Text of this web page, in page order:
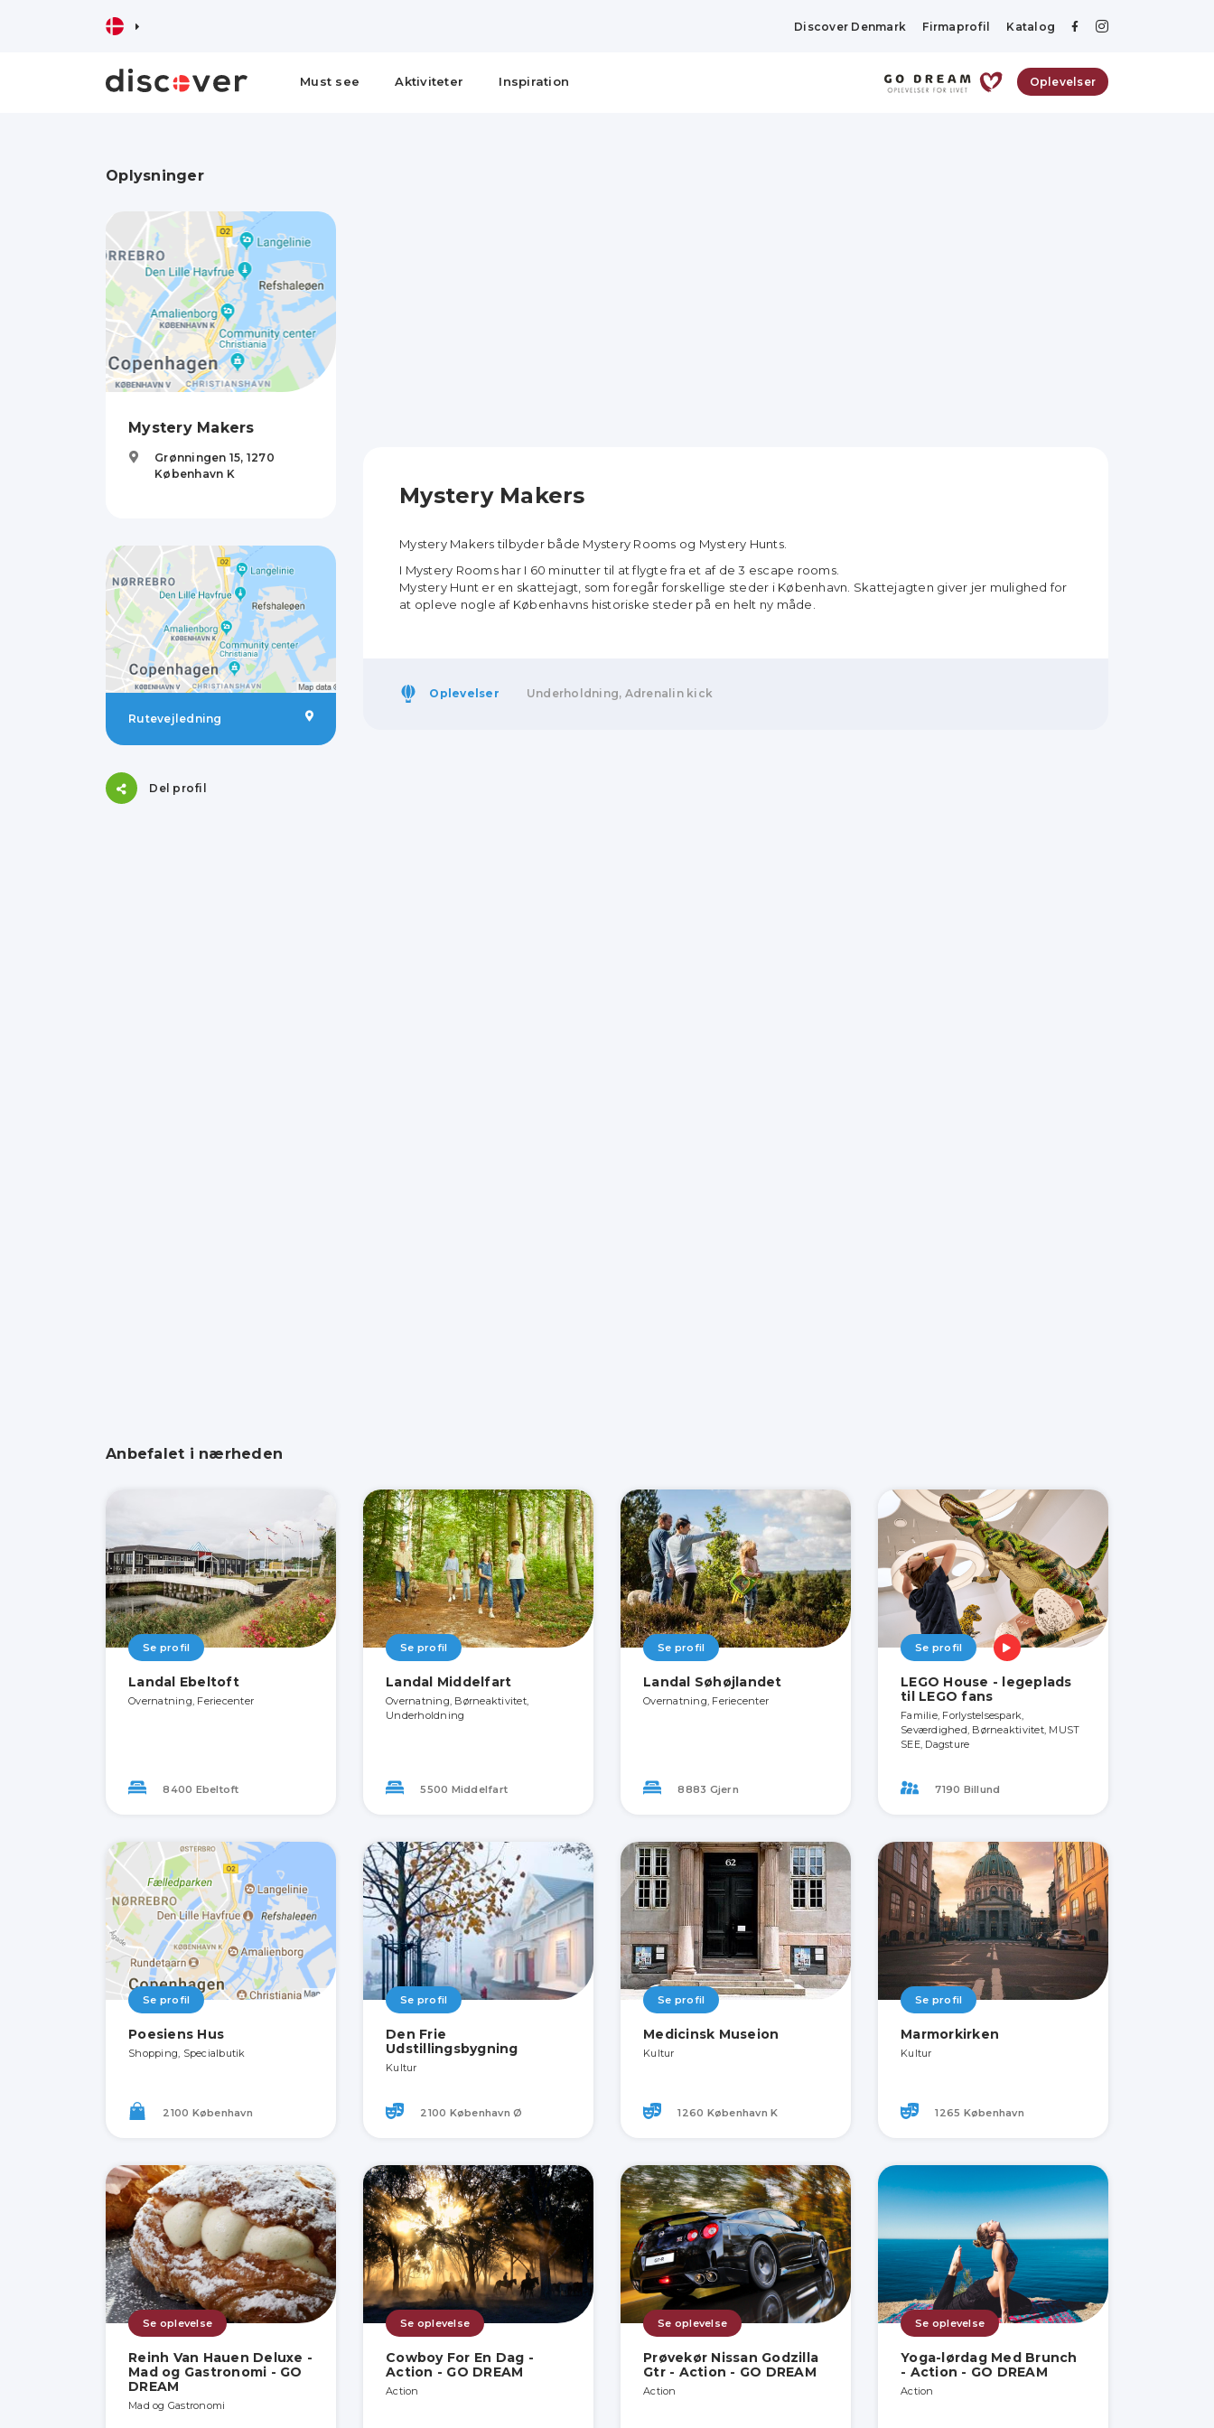
Discover Denmark Firmaprofil Katalog
Must see Aktiviteter Inspiration Oplevelser
Oplysninger
Mystery Makers
Grønningen 15, 1270
København K
Rutevejledning
Del profil
Mystery Makers
Mystery Makers tilbyder både Mystery Rooms og Mystery Hunts.
I Mystery Rooms har I 60 minutter til at flygte fra et af de 3 escape rooms.
Mystery Hunt er en skattejagt, som foregår forskellige steder i København. Skattejagten giver jer mulighed for
at opleve nogle af Københavns historiske steder på en helt ny måde.
Oplevelser Underholdning, Adrenalin kick
Anbefalet i nærheden
Se profil
Landal Ebeltoft
Overnatning, Feriecenter
8400 Ebeltoft
Se profil
Landal Middelfart
Overnatning, Børneaktivitet,
Underholdning
5500 Middelfart
Se profil
Landal Søhøjlandet
Overnatning, Feriecenter
8883 Gjern
Se profil
LEGO House - legeplads
til LEGO fans
Familie, Forlystelsespark,
Seværdighed, Børneaktivitet, MUST
SEE, Dagsture
7190 Billund
Se profil
Poesiens Hus
Shopping, Specialbutik
2100 København
Se profil
Den Frie
Udstillingsbygning
Kultur
2100 København Ø
Se profil
Medicinsk Museion
Kultur
1260 København K
Se profil
Marmorkirken
Kultur
1265 København
Se oplevelse
Reinh Van Hauen Deluxe -
Mad og Gastronomi - GO
DREAM
Mad og Gastronomi
Se oplevelse
Cowboy For En Dag -
Action - GO DREAM
Action
Se oplevelse
Prøvekør Nissan Godzilla
Gtr - Action - GO DREAM
Action
Se oplevelse
Yoga-lørdag Med Brunch
- Action - GO DREAM
Action